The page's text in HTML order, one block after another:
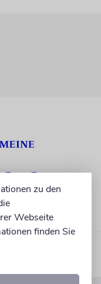
zu den
Webseite
finden Sie